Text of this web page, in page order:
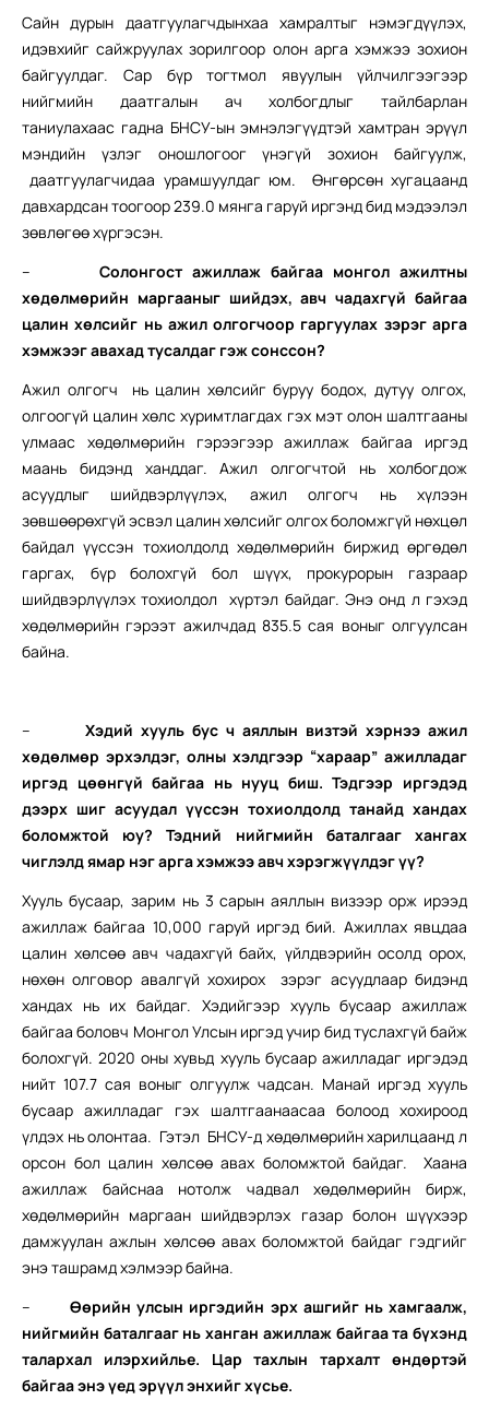
Сайн дурын даатгуулагчдынхаа хамралтыг нэмэгдүүлэх,
идэвхийг сайжруулах зорилгоор олон арга хэмжээ зохион
байгуулдаг. Сар бүр тогтмол явуулын үйлчилгээгээр
нийгмийн даатгалын ач холбогдлыг тайлбарлан
таниулахаас гадна БНСУ-ын эмнэлэгүүдтэй хамтран эрүүл
мэндийн үзлэг оношлогоог үнэгүй зохион байгуулж,
даатгуулагчидаа урамшуулдаг юм. Өнгөрсөн хугацаанд
давхардсан тоогоор 239.0 мянга гаруй иргэнд бид мэдээлэл
зөвлөгөө хүргэсэн.
– Солонгост ажиллаж байгаа монгол ажилтны
хөдөлмөрийн маргааныг шийдэх, авч чадахгүй байгаа
цалин хөлсийг нь ажил олгогчоор гаргуулах зэрэг арга
хэмжээг авахад тусалдаг гэж сонссон?
Ажил олгогч нь цалин хөлсийг буруу бодох, дутуу олгох,
олгоогүй цалин хөлс хуримтлагдах гэх мэт олон шалтгааны
улмаас хөдөлмөрийн гэрээгээр ажиллаж байгаа иргэд
маань бидэнд ханддаг. Ажил олгогчтой нь холбогдож
асуудлыг шийдвэрлүүлэх, ажил олгогч нь хүлээн
зөвшөөрөхгүй эсвэл цалин хөлсийг олгох боломжгүй нөхцөл
байдал үүссэн тохиолдолд хөдөлмөрийн биржид өргөдөл
гаргах, бүр болохгүй бол шүүх, прокурорын газраар
шийдвэрлүүлэх тохиолдол хүртэл байдаг. Энэ онд л гэхэд
хөдөлмөрийн гэрээт ажилчдад 835.5 сая воныг олгуулсан
байна.
– Хэдий хууль бус ч аяллын визтэй хэрнээ ажил
хөдөлмөр эрхэлдэг, олны хэлдгээр “хараар” ажилладаг
иргэд цөөнгүй байгаа нь нууц биш. Тэдгээр иргэдэд
дээрх шиг асуудал үүссэн тохиолдолд танайд хандах
боломжтой юу? Тэдний нийгмийн баталгааг хангах
чиглэлд ямар нэг арга хэмжээ авч хэрэгжүүлдэг үү?
Хууль бусаар, зарим нь 3 сарын аяллын визээр орж ирээд
ажиллаж байгаа 10,000 гаруй иргэд бий. Ажиллах явцдаа
цалин хөлсөө авч чадахгүй байх, үйлдвэрийн осолд орох,
нөхөн олговор авалгүй хохирох зэрэг асуудлаар бидэнд
хандах нь их байдаг. Хэдийгээр хууль бусаар ажиллаж
байгаа боловч Монгол Улсын иргэд учир бид туслахгүй байж
болохгүй. 2020 оны хувьд хууль бусаар ажилладаг иргэдэд
нийт 107.7 сая воныг олгуулж чадсан. Манай иргэд хууль
бусаар ажилладаг гэх шалтгаанаасаа болоод хохироод
үлдэх нь олонтаа. Гэтэл БНСУ-д хөдөлмөрийн харилцаанд л
орсон бол цалин хөлсөө авах боломжтой байдаг. Хаана
ажиллаж байснаа нотолж чадвал хөдөлмөрийн бирж,
хөдөлмөрийн маргаан шийдвэрлэх газар болон шүүхээр
дамжуулан ажлын хөлсөө авах боломжтой байдаг гэдгийг
энэ ташрамд хэлмээр байна.
–Өөрийн улсын иргэдийн эрх ашгийг нь хамгаалж,
нийгмийн баталгааг нь ханган ажиллаж байгаа та бүхэнд
талархал илэрхийлье. Цар тахлын тархалт өндөртэй
байгаа энэ үед эрүүл энхийг хүсье.